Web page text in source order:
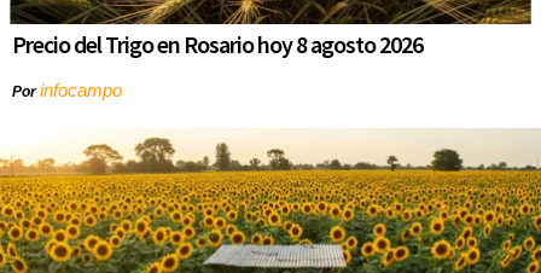
Precio del Trigo en Rosario hoy 8 agosto 2026
Porinfocampo